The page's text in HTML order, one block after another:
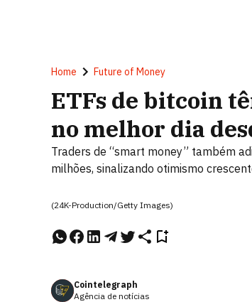
Home Future of Money
ETFs de bitcoin
no melhor dia
Traders de “smart money” também
milhões, sinalizando otimismo
(24K-Production/Getty Images)
Cointelegraph
Agência de notícias